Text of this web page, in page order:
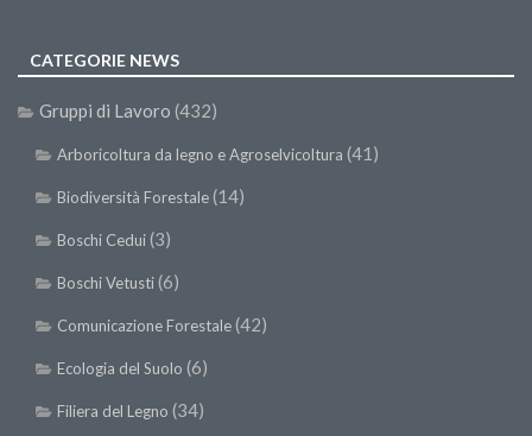
CATEGORIE NEWS
Gruppi di Lavoro (432)
Arboricoltura da legno e Agroselvicoltura (41)
Biodiversità Forestale(14)
Boschi Cedui(3)
Boschi Vetusti(6)
Comunicazione Forestale(42)
Ecologia del Suolo (6)
Filiera del Legno (34)